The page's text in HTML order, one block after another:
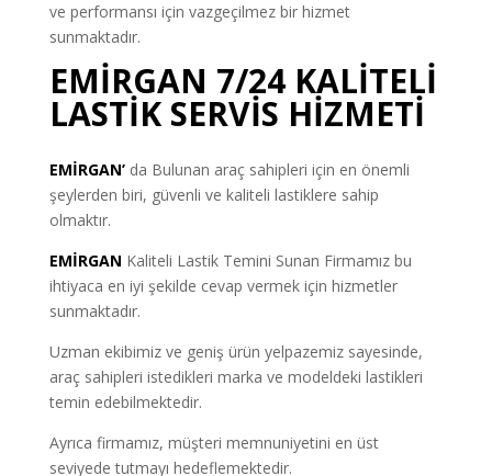
ve performansı için vazgeçilmez bir hizmet
sunmaktadır.
EMİRGAN 7/24 KALİTELİ
LASTİK SERVİS HİZMETİ
EMİRGAN’ da Bulunan araç sahipleri için en önemli
şeylerden biri, güvenli ve kaliteli lastiklere sahip
olmaktır.
EMİRGAN Kaliteli Lastik Temini Sunan Firmamız bu
ihtiyaca en iyi şekilde cevap vermek için hizmetler
sunmaktadır.
Uzman ekibimiz ve geniş ürün yelpazemiz sayesinde,
araç sahipleri istedikleri marka ve modeldeki lastikleri
temin edebilmektedir.
Ayrıca firmamız, müşteri memnuniyetini en üst
seviyede tutmayı hedeflemektedir.